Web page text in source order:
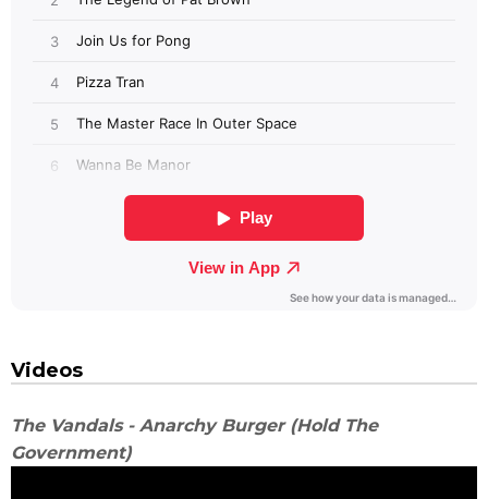
Videos
The Vandals - Anarchy Burger (Hold The
Government)